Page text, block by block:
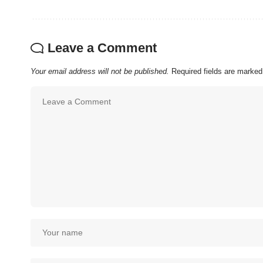
Leave a Comment
Your email address will not be published. Required fields are